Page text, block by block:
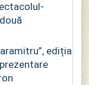
ediția